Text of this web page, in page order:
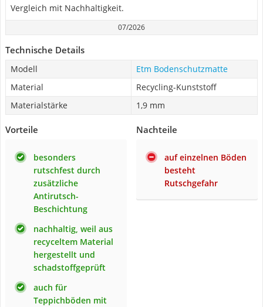
Vergleich mit Nachhaltigkeit.
07/2026
Technische Details
Modell
Etm Bodenschutzmatte
Material
Recycling-Kunststoff
Materialstärke
1,9 mm
Vorteile
besonders
rutschfest durch
zusätzliche
Antirutsch-
Beschichtung
nachhaltig, weil aus
recyceltem Material
hergestellt und
schadstoffgeprüft
auch für
Teppichböden mit
Nachteile
auf einzelnen Böden
besteht
Rutschgefahr